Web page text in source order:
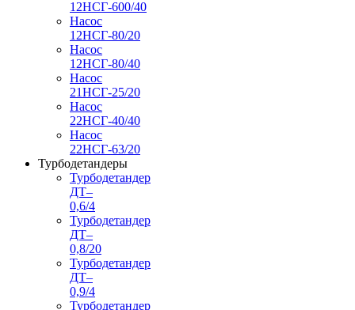
12НСГ-600/40
Насос
12НСГ-80/20
Насос
12НСГ-80/40
Насос
21НСГ-25/20
Насос
22НСГ-40/40
Насос
22НСГ-63/20
Турбодетандеры
Турбодетандер
ДТ–
0,6/4
Турбодетандер
ДТ–
0,8/20
Турбодетандер
ДТ–
0,9/4
Турбодетандер